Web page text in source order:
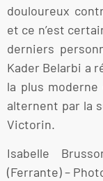
douloureux
et ce n’est
derniers
Kader Belarbi a
la plus
alternent par la
Victorin.
Isabelle
(Ferrante) –